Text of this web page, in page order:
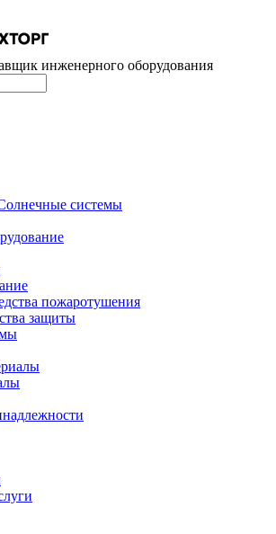
инженерного оборудования
системы
пожаротушения
защиты